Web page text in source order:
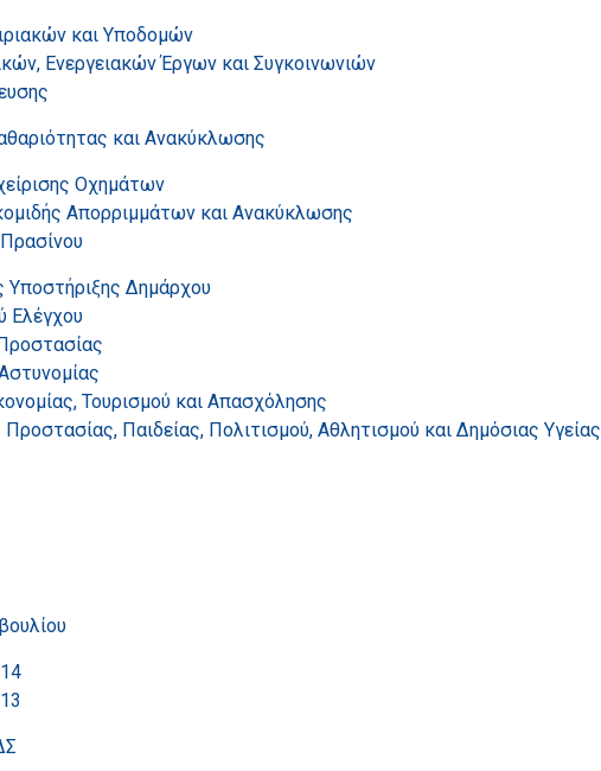
και Υποδομών
Ενεργειακών Έργων και Συγκοινωνιών
και Ανακύκλωσης
Οχημάτων
Απορριμμάτων και Ανακύκλωσης
Υποστήριξης Δημάρχου
Ελέγχου
Τουρισμού και Απασχόλησης
Παιδείας, Πολιτισμού, Αθλητισμού και Δημόσιας Υγείας